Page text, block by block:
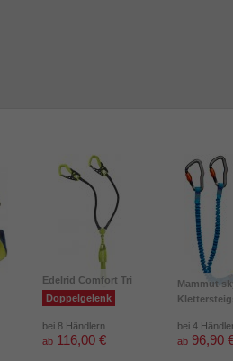
Edelrid Comfort Tri
Doppelgelenk
bei 8 Händlern
ab 116,00 €
Mammut
bei 4
ab 96,90